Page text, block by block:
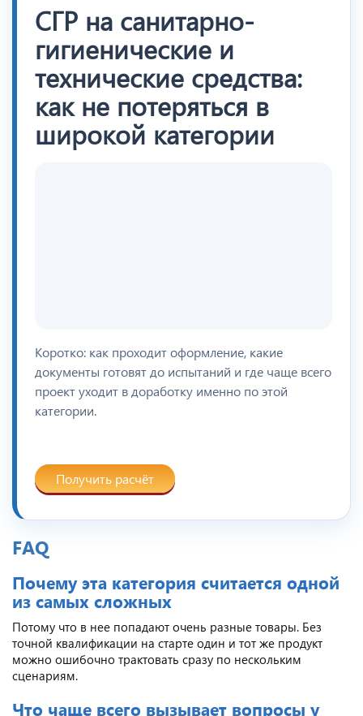
СГР на санитарно-
гигиенические и
технические средства:
как не потеряться в
широкой категории
Коротко: как проходит оформление, какие
документы готовят до испытаний и где чаще всего
проект уходит в доработку именно по этой
категории.
Получить расчёт
FAQ
Почему эта категория считается одной
из самых сложных
Потому что в нее попадают очень разные товары. Без
точной квалификации на старте один и тот же продукт
можно ошибочно трактовать сразу по нескольким
сценариям.
Что чаще всего вызывает вопросы у